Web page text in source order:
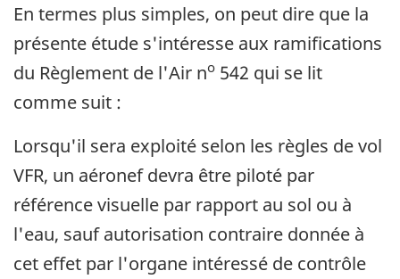
En termes plus simples, on peut dire que la
présente étude s'intéresse aux ramifications
du Règlement de l'Air no 542 qui se lit
comme suit :
Lorsqu'il sera exploité selon les règles de vol
VFR, un aéronef devra être piloté par
référence visuelle par rapport au sol ou à
l'eau, sauf autorisation contraire donnée à
cet effet par l'organe intéressé de contrôle